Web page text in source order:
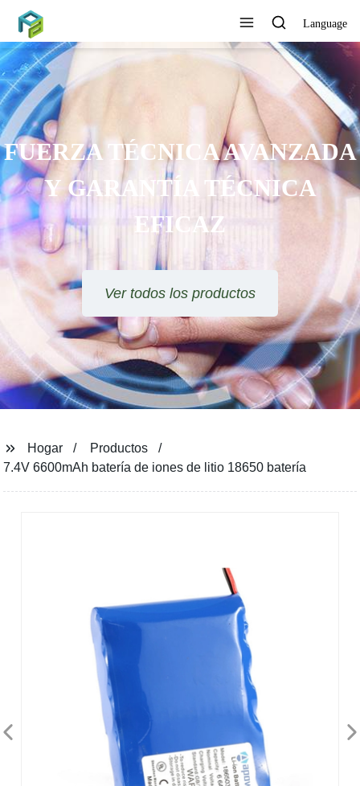
Language
SE OFRECE ORIENTACIÓN
TÉCNICA Y SOLUCIÓN DE
PROYECTOS
Ver todos los productos
Hogar
Productos
7.4V 6600mAh batería de iones de litio 18650 batería